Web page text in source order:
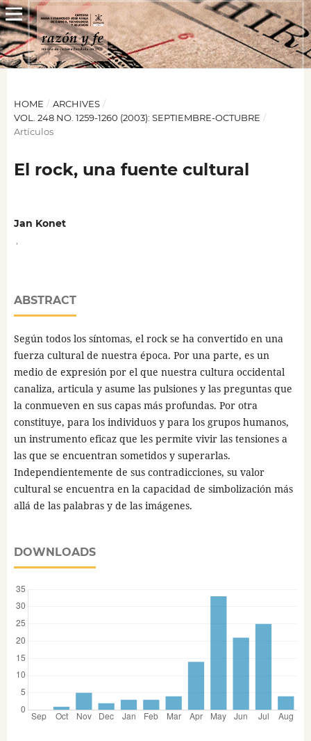
HOME / ARCHIVES /
VOL. 248 NO. 1259-1260 (2003): SEPTIEMBRE-OCTUBRE /
Artículos
El rock, una fuente cultural
Jan Konet
ABSTRACT
Según todos los síntomas, el rock se ha convertido en una
fuerza cultural de nuestra época. Por una parte, es un
medio de expresión por el que nuestra cultura occidental
canaliza, articula y asume las pulsiones y las preguntas que
la conmueven en sus capas más profundas. Por otra
constituye, para los individuos y para los grupos humanos,
un instrumento eficaz que les permite vivir las tensiones a
las que se encuentran sometidos y superarlas.
Independientemente de sus contradicciones, su valor
cultural se encuentra en la capacidad de simbolización más
allá de las palabras y de las imágenes.
DOWNLOADS